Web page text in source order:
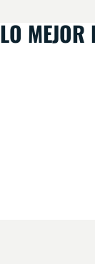
LO MEJOR